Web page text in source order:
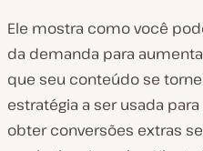
Ele mostra como você
da demanda para
que seu conteúdo se
estratégia a ser usada
obter conversões extras